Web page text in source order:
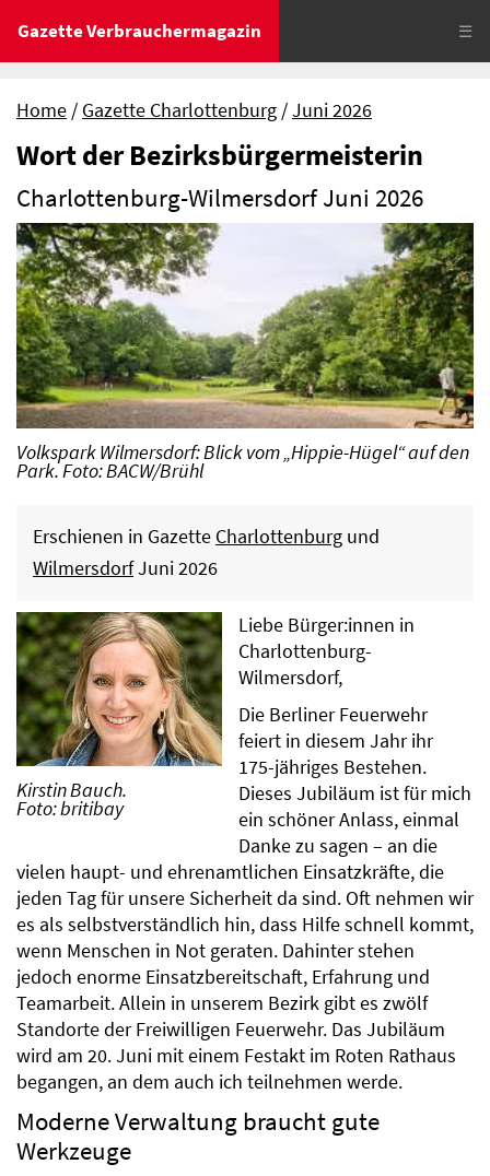
Gazette Verbrauchermagazin ☰
Home Gazette Charlottenburg Juni 2026
Wort der Bezirksbürgermeisterin
Charlottenburg-Wilmersdorf Juni 2026
Volkspark Wilmersdorf: Blick vom „Hippie-Hügel“ auf den
Park. Foto: BACW/Brühl
Erschienen in Gazette Charlottenburg und
WilmersdorfJuni 2026
Kirstin Bauch.
Foto:britibay
Liebe Bürger:innen in
Charlottenburg-
Wilmersdorf,
Die Berliner Feuerwehr
feiert in diesem Jahr ihr
175-jähriges Bestehen.
Dieses Jubiläum ist für mich
ein schöner Anlass, einmal
Danke zu sagen – an die
vielen haupt- und ehrenamtlichen Einsatzkräfte, die
jeden Tag für unsere Sicherheit da sind. Oft nehmen wir
es als selbstverständlich hin, dass Hilfe schnell kommt,
wenn Menschen in Not geraten. Dahinter stehen
jedoch enorme Einsatzbereitschaft, Erfahrung und
Teamarbeit. Allein in unserem Bezirk gibt es zwölf
Standorte der Freiwilligen Feuerwehr. Das Jubiläum
wird am 20. Juni mit einem Festakt im Roten Rathaus
begangen, an dem auch ich teilnehmen werde.
Moderne Verwaltung braucht gute
Werkzeuge